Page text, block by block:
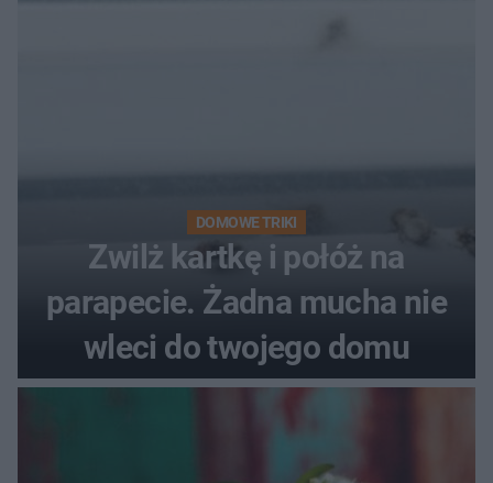
DOMOWE TRIKI
Zwilż kartkę i połóż na
parapecie. Żadna mucha nie
wleci do twojego domu